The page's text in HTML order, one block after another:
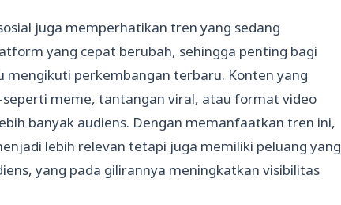
juga memperhatikan tren yang sedang
yang cepat berubah, sehingga penting bagi
mengikuti perkembangan terbaru. Konten yang
meme, tantangan viral, atau format video
banyak audiens. Dengan memanfaatkan tren ini,
lebih relevan tetapi juga memiliki peluang yang
yang pada gilirannya meningkatkan visibilitas